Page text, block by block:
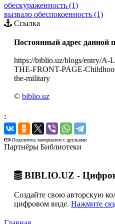
обескураженность (1)
вызвало обеспокоенность (1)
Ссылка
Постоянный адрес данной
https://biblio.uz/blogs/entry/A-
THE-FRONT-PAGE-
the-military
© biblio.uz
‹
›
Поделитесь материалом с друзьями
Партнёры Библиотеки
BIBLIO.UZ -
Создайте свою авторскую
цифровом виде. Нажмите